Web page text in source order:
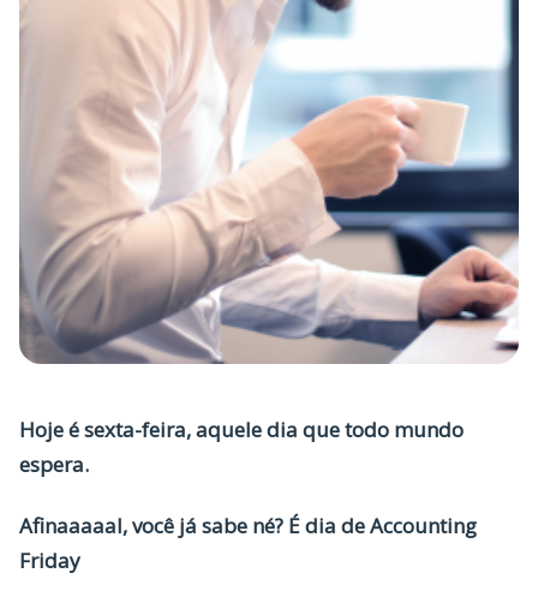
Hoje é sexta-feira, aquele dia que todo mundo
espera.
Afinaaaaal, você já sabe né? É dia deAccounting
Friday